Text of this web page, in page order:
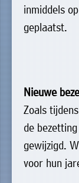
inmiddels
geplaatst.
Nieuwe
Zoals
de
gewijzigd.
voor hun
»
Foto's
»
verhalen
»
Dossiers
»
Contact
»